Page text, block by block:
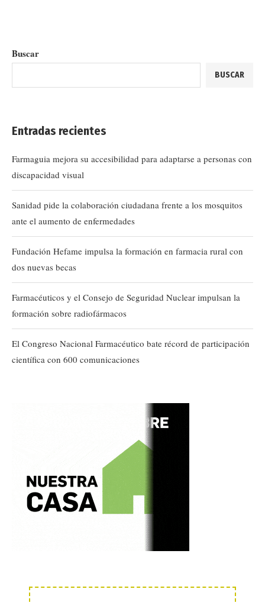
Buscar
BUSCAR
Entradas recientes
Farmaguia mejora su accesibilidad para adaptarse a personas con
discapacidad visual
Sanidad pide la colaboración ciudadana frente a los mosquitos
ante el aumento de enfermedades
Fundación Hefame impulsa la formación en farmacia rural con
dos nuevas becas
Farmacéuticos y el Consejo de Seguridad Nuclear impulsan la
formación sobre radiofármacos
El Congreso Nacional Farmacéutico bate récord de participación
científica con 600 comunicaciones